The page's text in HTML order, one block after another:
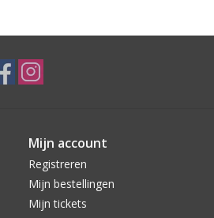
Mijn account
Registreren
Mijn bestellingen
Mijn tickets